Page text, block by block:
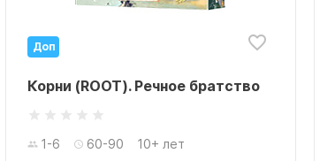
Доп
Корни (ROOT). Речное братство
1-6 60-90 10+ лет